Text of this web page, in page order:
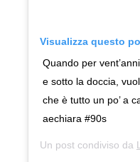
Visualizza questo
Quando per
e sotto la doccia,
che è tutto un po’ a
aechiara #90s
Un post condiviso da